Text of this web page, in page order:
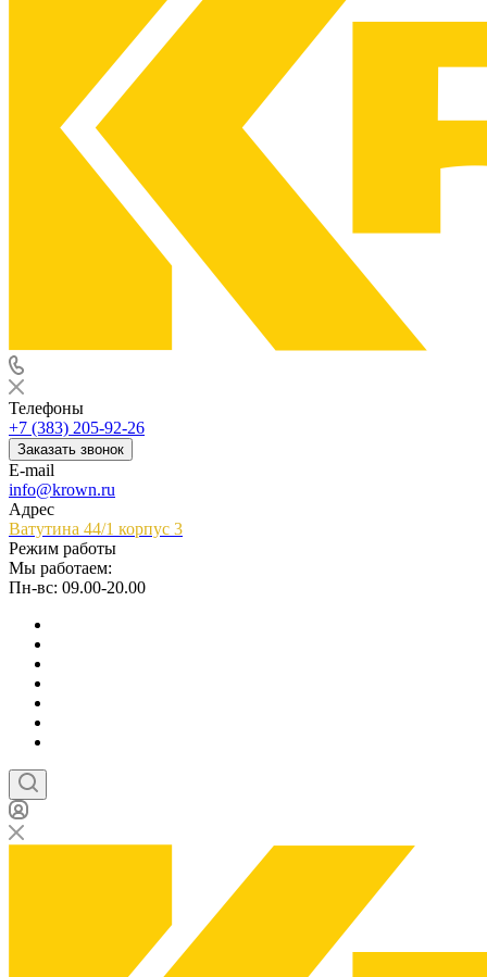
Телефоны
+7 (383) 205-92-26
Заказать звонок
E-mail
info@krown.ru
Адрес
Ватутина 44/1 корпус 3
Режим работы
Мы работаем:
Пн-вс: 09.00-20.00